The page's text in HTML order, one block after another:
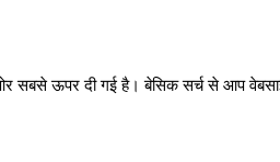
सबसे ऊपर दी गई है। बेसिक सर्च से आप